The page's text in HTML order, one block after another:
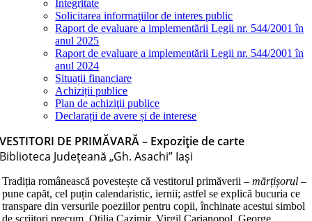
Integritate
Solicitarea informaţiilor de interes public
Raport de evaluare a implementării Legii nr. 544/2001 în
anul 2025
Raport de evaluare a implementării Legii nr. 544/2001 în
anul 2024
Situații financiare
Achiziții publice
Plan de achiziţii publice
Declarații de avere și de interese
VESTITORI DE PRIMĂVARĂ – Expoziție de carte
Biblioteca Judeţeană „Gh. Asachi” Iaşi
Tradiția românească povestește că vestitorul primăverii – mărțișorul –
pune capăt, cel puțin calendaristic, iernii; astfel se explică bucuria ce
transpare din versurile poeziilor pentru copii, închinate acestui simbol
de scriitori precum Otilia Cazimir, Virgil Carianopol, George